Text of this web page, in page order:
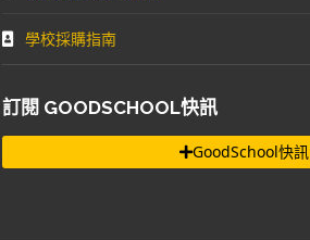
學校採購指南
訂閱 GOODSCHOOL快訊
GoodSchool快訊